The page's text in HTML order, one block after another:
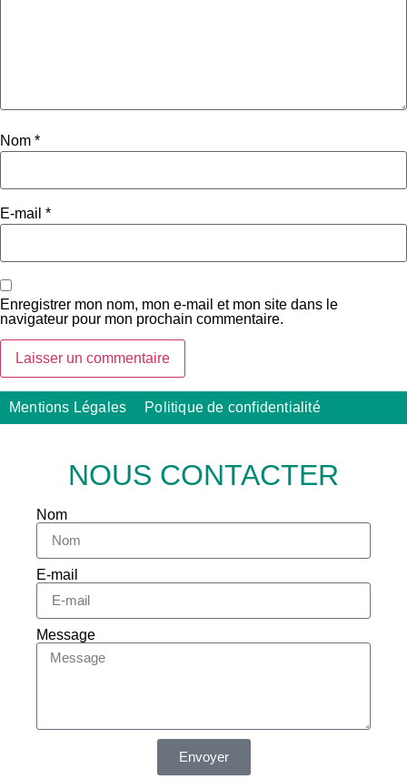
Nom *
E-mail *
Enregistrer mon nom, mon e-mail et mon site dans le
navigateur pour mon prochain commentaire.
Mentions Légales Politique de confidentialité
NOUS CONTACTER
Nom
E-mail
Message
Envoyer